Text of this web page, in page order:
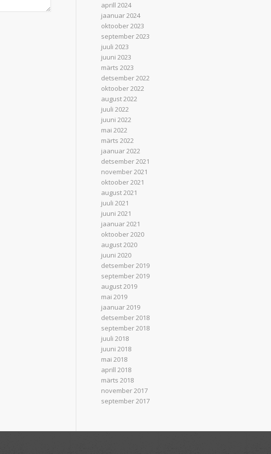
aprill 2024
jaanuar 2024
oktoober 2023
september 2023
juuli 2023
juuni 2023
märts 2023
detsember 2022
oktoober 2022
august 2022
juuli 2022
juuni 2022
mai 2022
märts 2022
jaanuar 2022
detsember 2021
november 2021
oktoober 2021
august 2021
juuli 2021
juuni 2021
jaanuar 2021
oktoober 2020
august 2020
juuni 2020
detsember 2019
september 2019
august 2019
mai 2019
jaanuar 2019
detsember 2018
september 2018
juuli 2018
juuni 2018
mai 2018
aprill 2018
märts 2018
november 2017
september 2017